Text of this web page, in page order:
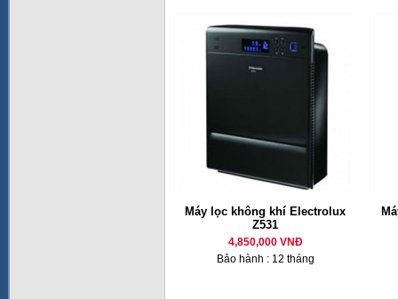
Máy lọc không khí Electrolux
Z531
4,850,000 VNĐ
Bảo hành : 12 tháng